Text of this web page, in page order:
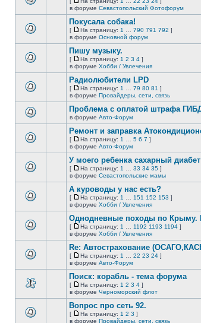
непрочитанных
сообщений.
этой
непрочитанных
сообщений.
На
страницу
в форуме Севастопольский Фотофорум
этой
непрочитанных
сообщений.
Покусала собака!
[
На
страницу
На страницу: 1 790 791 792 ]
в форуме Основной форум
этой
непрочитанных
сообщений.
Пишу музыку.
[
На
страницу
На страницу: 1 2 3 4 ]
в форуме Хобби / Увлечения
этой
непрочитанных
сообщений.
Радиолюбители LPD
[
На
страницу
На страницу: 1 79 80 81 ]
в форуме Провайдеры, сети, связь
непрочитанных
сообщений.
Проблема с оплатой штрафа
в форуме Авто-Форум
этой
непрочитанных
Ремонт и заправка
[
На
страницу
На страницу: 1 5 6 7 ]
в форуме Авто-Форум
этой
непрочитанных
сообщений.
У моего ребенка сахарный диабет
[
На
страницу
На страницу: 1 33 34 35 ]
в форуме Севастопольские мамы
этой
непрочитанных
сообщений.
А куроводы у нас есть?
[
На
страницу
На страницу: 1 151 152 153 ]
в форуме Хобби / Увлечения
этой
непрочитанных
сообщений.
Однодневные походы по Крыму.
[
На
страницу
На страницу: 1 1192 1193 1194 ]
в форуме Хобби / Увлечения
этой
непрочитанных
сообщений.
Re: Автострахование
[
На
страницу
На страницу: 1 22 23 24 ]
в форуме Авто-Форум
этой
Поиск: корабль - тема форума
[
На
страницу
На страницу: 1 2 3 4 ]
в форуме Черноморский флот
Вопрос про сеть 92.
[
На
На страницу: 1 2 3 ]
в форуме Провайдеры, сети, связь